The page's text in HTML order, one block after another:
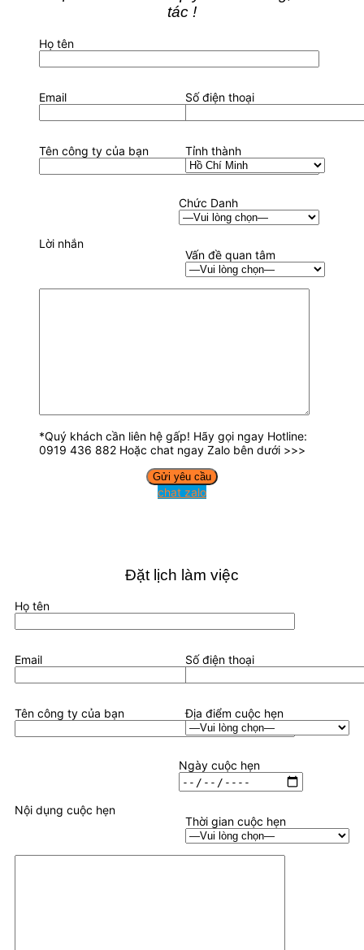
tác !
Họ tên
Email Số điện thoại
Tên công ty của bạn Tỉnh thành
Chức Danh
Vấn đề quan tâm
Lời nhắn
*Quý khách cần liên hệ gấp! Hãy gọi ngay Hotline:
0919 436 882 Hoặc chat ngay Zalo bên dưới >>>
chat zalo
Đặt lịch làm việc
Họ tên
Email Số điện thoại
Tên công ty của bạn Địa điểm cuộc hẹn
Ngày cuộc hẹn
Thời gian cuộc hẹn
Nội dụng cuộc hẹn